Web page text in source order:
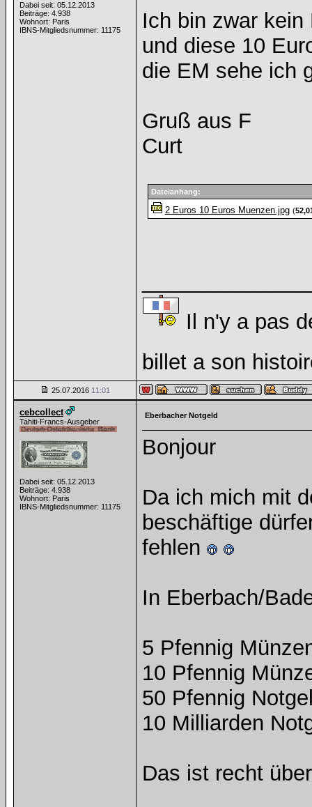
Dabei seit: 05.12.2013
Beiträge: 4.938
Wohnort: Paris
IBNS-Mitgliedsnummer: 11175
Ich bin zwar
und diese 10
die EM sehe ich
Gruß aus F
Curt
Dateianhang:
2 Euros 10 Euros Muenzen.jpg (
Il n'y a pas
billet a son
25.07.2016 11:01
cebcollect
Tahiti-Francs-Ausgeber
Dabei seit: 05.12.2013
Beiträge: 4.938
Wohnort: Paris
IBNS-Mitgliedsnummer: 11175
Eberbacher Notgeld
Bonjour
Da ich mich mit
beschäftige
fehlen
In Eberbach/
5 Pfennig
10 Pfennig
50 Pfennig
10 Milliarden
Das ist recht